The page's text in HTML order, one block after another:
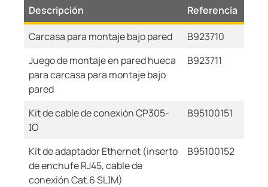
Descripción
Referencia
Carcasa para montaje bajo pared
B923710
Juego de montaje en pared hueca
para carcasa para montaje bajo
pared
B923711
Kit de cable de conexión CP305-
IO
B95100151
Kit de adaptador Ethernet (inserto
de enchufe RJ45, cable de
conexión Cat.6 SLIM)
B95100152